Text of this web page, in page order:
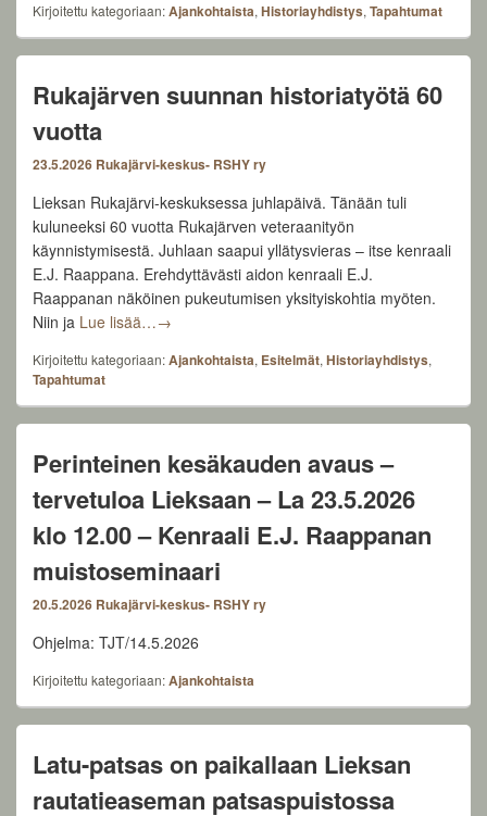
Kirjoitettu kategoriaan:Ajankohtaista, Historiayhdistys, Tapahtumat
Rukajärven suunnan historiatyötä 60
vuotta
23.5.2026 Rukajärvi-keskus- RSHY ry
Lieksan Rukajärvi-keskuksessa juhlapäivä. Tänään tuli
kuluneeksi 60 vuotta Rukajärven veteraanityön
käynnistymisestä. Juhlaan saapui yllätysvieras – itse kenraali
E.J. Raappana. Erehdyttävästi aidon kenraali E.J.
Raappanan näköinen pukeutumisen yksityiskohtia myöten.
Niin ja Lue lisää…Rukajärven suunnan historiatyötä 60 vuotta
→
Kirjoitettu kategoriaan:Ajankohtaista, Esitelmät, Historiayhdistys,
Tapahtumat
Perinteinen kesäkauden avaus –
tervetuloa Lieksaan – La 23.5.2026
klo 12.00 – Kenraali E.J. Raappanan
muistoseminaari
20.5.2026 Rukajärvi-keskus- RSHY ry
Ohjelma: TJT/14.5.2026
Kirjoitettu kategoriaan:Ajankohtaista
Latu-patsas on paikallaan Lieksan
rautatieaseman patsaspuistossa